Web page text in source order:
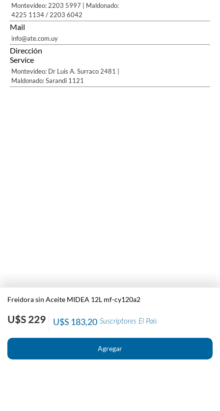
Freidora sin Aceite MIDEA 12L mf-cy120a2
U$S 229 Suscriptores El País
U$S 183,20
Montevideo: 2203 5997 | Maldonado:
4225 1134 / 2203 6042
Mail
info@ate.com.uy
Dirección
Service
Montevideo: Dr Luis A. Surraco 2481 |
Maldonado: Sarandi 1121